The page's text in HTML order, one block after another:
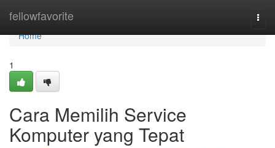
fellowfavorite
Home
Home
1
Cara Memilih Service
Komputer yang Tepat